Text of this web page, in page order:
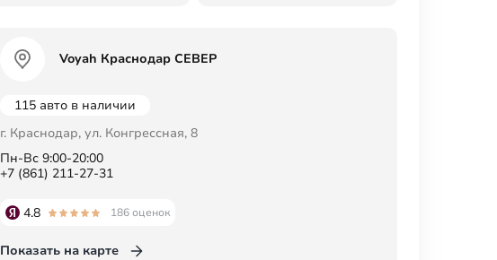
Voyah Краснодар СЕВЕР
115 авто в наличии
г. Краснодар, ул. Конгрессная, 8
Пн-Вс 9:00-20:00
+7 (861) 211-27-31
4.8 186 оценок
Показать на карте